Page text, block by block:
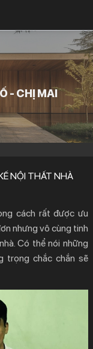
- CHỊ MAI
NỘI THẤT NHÀ
cách rất được ưu
nhưng vô cùng tinh
Có thể nói những
trọng chắc chắn sẽ